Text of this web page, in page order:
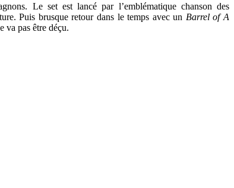
Le set est lancé par l’emblématique chanson des
Puis brusque retour dans le temps avec un Barrel of A
va pas être déçu.